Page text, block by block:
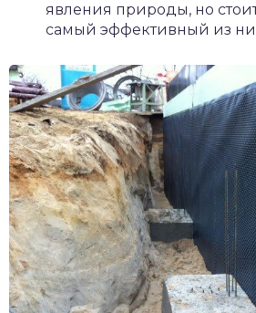
явления природы, но
самый эффективный из